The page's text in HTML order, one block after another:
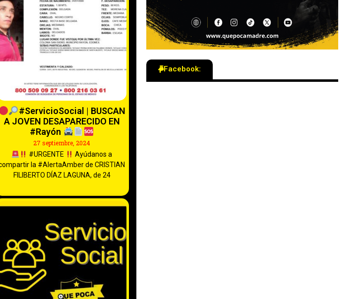
#ServicioSocial | BUSCAN
A JOVEN DESAPARECIDO EN
#Rayón
27 septiembre, 2024
#URGENTE
Ayúdanos a
la #AlertaAmber de CRISTIAN
FILIBERTO DÍAZ LAGUNA, de 24
Facebook: